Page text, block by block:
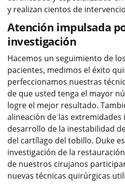
y realizan cientos de
Atención impulsada
investigación
Hacemos un seguimiento de
pacientes, medimos el éxito
perfeccionamos nuestras
de que usted tenga el mayor
logre el mejor resultado.
alineación de las extremidades
desarrollo de la inestabilidad
del cartílago del tobillo. Duke
investigación de la
de nuestros cirujanos
nuevas técnicas quirúrgicas